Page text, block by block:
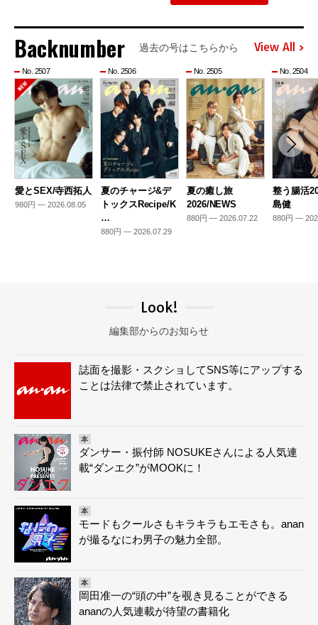
Backnumber 過去の号はこちらから View All
No. 2507
愛とSEX/寺西拓人
980円 — 2026.08.05
No. 2506
夏のチャージ&デ
トックスRecipe/K
…
880円 — 2026.07.29
No. 2505
夏の癒し旅
2026/NEWS
880円 — 2026.07.22
No. 2504
整う腸活
島健
880円 —
Look!
編集部からのお知らせ
誌面を撮影・スクショしてSNS等にアップする
ことは法律で禁止されています。
本
ダンサー・振付師 NOSUKEさんによる人気連
載“ダンエク”がMOOKに！
本
モードもクールさもキラキラもエモさも。anan
が撮るなにわ男子の魅力全部。
本
岡田准一の“頭の中”を覗き見ることができる
ananの人気連載が待望の書籍化